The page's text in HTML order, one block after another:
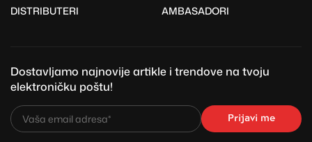
DISTRIBUTERI
AMBASADORI
Dostavljamo najnovije artikle i trendove na tvoju
elektroničku poštu!
Prijavi me